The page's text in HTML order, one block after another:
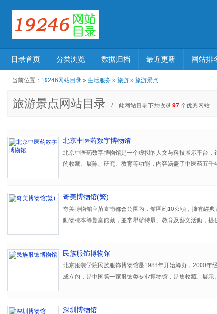
目录首页 分类浏览 数据归档 最近更新 网站排
当前位置： 19246网站目录 » 生活服务 » 旅游 » 旅游景点
旅游景点网站目录 / 此网站目录下共收录 97 个优秀网站
北京中医药数字博物馆
北京中医药数字博物馆是一个虚拟的人文与科技展示平台，
的收藏、展陈、研究、教育等功能，内容涵盖了中医药五千
新研究成果的平台。
奇美博物馆(繁)
奇美博物館座落臺南都會公園內，館區約10公頃，擁有經
動物標本等豐富館藏，並常舉辦特展、教育及藝文活動，提
民族服饰博物馆
北京服装学院民族服饰博物馆是1988年开始筹办，2000年
成立的，是中国第一家服饰类专业博物馆，是集收藏、展示
台。
深圳博物馆